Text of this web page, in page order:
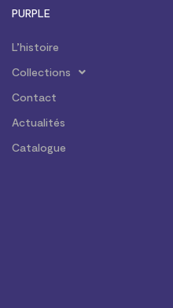
PURPLE
L’histoire
Collections
Contact
Actualités
Catalogue